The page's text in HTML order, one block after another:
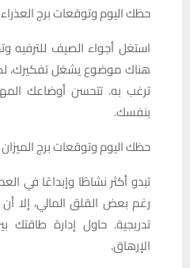
حظك اليوم وتوقعات برج العذراء اليوم 23 آب –
استغل أجواء الصيف
هناك موضوع يشغل تفكيرك،
ترغب به. تتحسن أوضاعك
بنفسك.
حظك اليوم وتوقعات برج الميزان اليوم 23 أيلول –
تبدو أكثر نشاطًا وإبداعًا في
رغم بعض القلق المالي، إلا
تدريجية. حاول إدارة طاقتك
الإرهاق.